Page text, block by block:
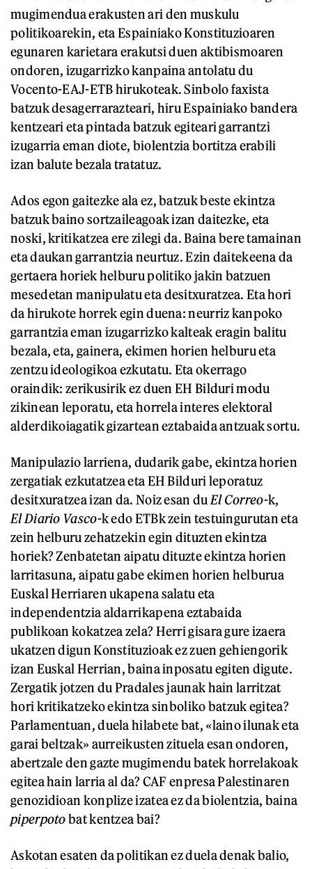
mugimendua erakusten ari den muskulu
politikoarekin, eta Espainiako Konstituzioaren
egunaren karietara erakutsi duen aktibismoaren
ondoren, izugarrizko kanpaina antolatu du
Vocento-EAJ-ETB hirukoteak. Sinbolo faxista
batzuk desagerrarazteari, hiru Espainiako bandera
kentzeari eta pintada batzuk egiteari garrantzi
izugarria eman diote, biolentzia bortitza erabili
izan balute bezala tratatuz.
Ados egon gaitezke ala ez, batzuk beste ekintza
batzuk baino sortzaileagoak izan daitezke, eta
noski, kritikatzea ere zilegi da. Baina bere tamainan
eta daukan garrantzia neurtuz. Ezin daitekeena da
gertaera horiek helburu politiko jakin batzuen
mesedetan manipulatu eta desitxuratzea. Eta hori
da hirukote horrek egin duena: neurriz kanpoko
garrantzia eman izugarrizko kalteak eragin balitu
bezala, eta, gainera, ekimen horien helburu eta
zentzu ideologikoa ezkutatu. Eta okerrago
oraindik: zerikusirik ez duen EH Bilduri modu
zikinean leporatu, eta horrela interes elektoral
alderdikoiagatik gizartean eztabaida antzuak sortu.
Manipulazio larriena, dudarik gabe, ekintza horien
zergatiak ezkutatzea eta EH Bilduri leporatuz
desitxuratzea izan da. Noiz esan du El Correo-k,
El Diario Vasco-k edo ETBk zein testuingurutan eta
zein helburu zehatzekin egin dituzten ekintza
horiek? Zenbatetan aipatu dituzte ekintza horien
larritasuna, aipatu gabe ekimen horien helburua
Euskal Herriaren ukapena salatu eta
independentzia aldarrikapena eztabaida
publikoan kokatzea zela? Herri gisara gure izaera
ukatzen digun Konstituzioak ez zuen gehiengorik
izan Euskal Herrian, baina inposatu egiten digute.
Zergatik jotzen du Pradales jaunak hain larritzat
hori kritikatzeko ekintza sinboliko batzuk egitea?
Parlamentuan, duela hilabete bat, «laino ilunak eta
garai beltzak» aurreikusten zituela esan ondoren,
abertzale den gazte mugimendu batek horrelakoak
egitea hain larria al da? CAF enpresa Palestinaren
genozidioan konplize izatea ez da biolentzia, baina
piperpotobat kentzea bai?
Askotan esaten da politikan ez duela denak balio,